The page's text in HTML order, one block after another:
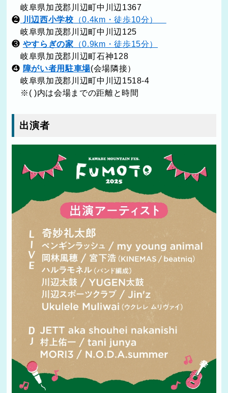
岐阜県加茂郡川辺町中川辺1367
❷ 川辺西小学校 （0.4km・徒歩10分）
岐阜県加茂郡川辺町中川辺125
❸ やすらぎの家 （0.9km・徒歩15分）
岐阜県加茂郡川辺町石神128
❹ 障がい者用駐車場(会場隣接）
岐阜県加茂郡川辺町中川辺1518-4
※( )内は会場までの距離と時間
出演者